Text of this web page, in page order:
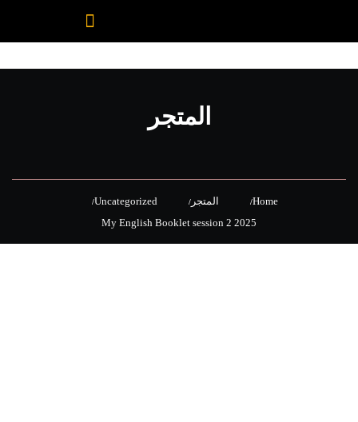
المتجر
Home المتجر
Uncategorized
My English Booklet session 2 2025